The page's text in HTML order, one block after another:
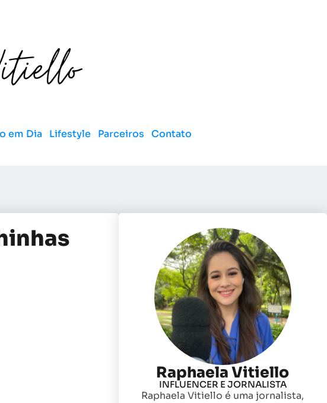
em Dia Lifestyle Parceiros Contato
Raphaela Vitiello
INFLUENCER E JORNALISTA
Raphaela Vitiello é uma jornalista,